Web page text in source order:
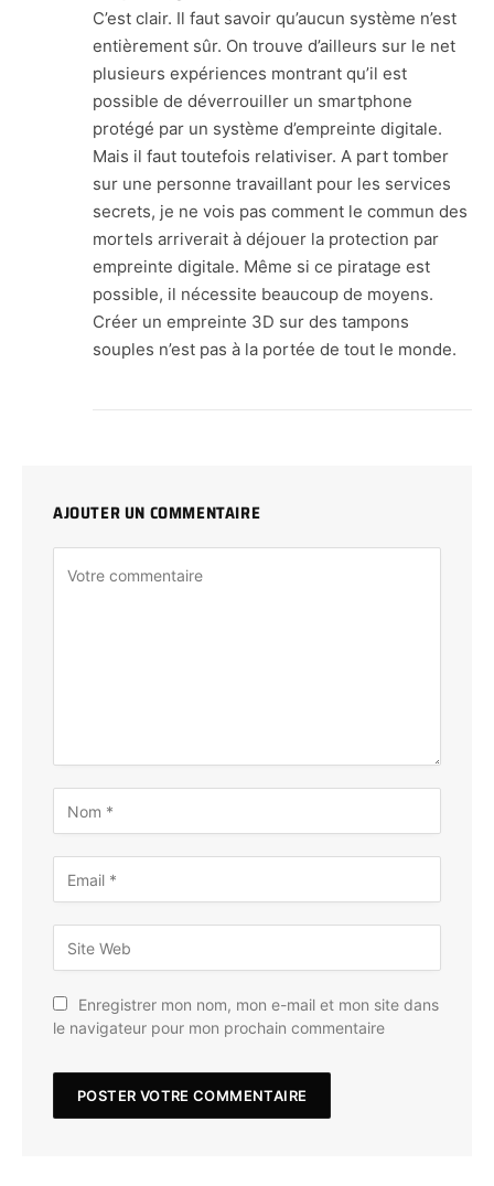
C’est clair. Il faut savoir qu’aucun système n’est
entièrement sûr. On trouve d’ailleurs sur le net
plusieurs expériences montrant qu’il est
possible de déverrouiller un smartphone
protégé par un système d’empreinte digitale.
Mais il faut toutefois relativiser. A part tomber
sur une personne travaillant pour les services
secrets, je ne vois pas comment le commun des
mortels arriverait à déjouer la protection par
empreinte digitale. Même si ce piratage est
possible, il nécessite beaucoup de moyens.
Créer un empreinte 3D sur des tampons
souples n’est pas à la portée de tout le monde.
AJOUTER UN COMMENTAIRE
Enregistrer mon nom, mon e-mail et mon site dans
le navigateur pour mon prochain commentaire